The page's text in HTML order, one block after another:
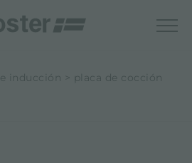
inducción
placa de cocción